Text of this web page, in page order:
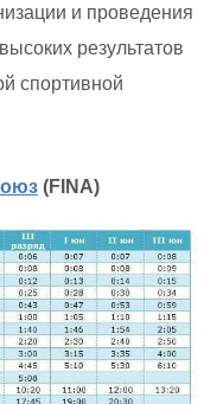
и проведения
результатов
спортивной
(FINA)